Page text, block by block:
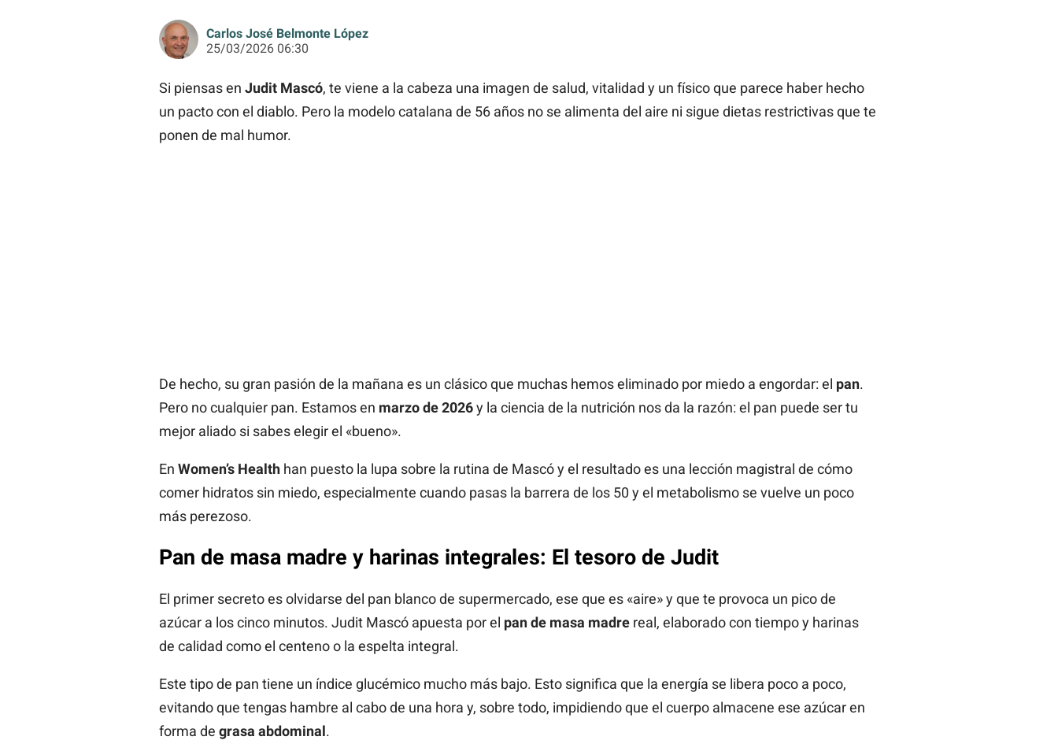
Carlos José Belmonte López
25/03/2026 06:30
Si piensas en Judit Mascó, te viene a la cabeza una imagen de salud, vitalidad y un físico que parece haber hecho
un pacto con el diablo. Pero la modelo catalana de 56 años no se alimenta del aire ni sigue dietas restrictivas que te
ponen de mal humor.
De hecho, su gran pasión de la mañana es un clásico que muchas hemos eliminado por miedo a engordar: el pan.
Pero no cualquier pan. Estamos en marzo de 2026y la ciencia de la nutrición nos da la razón: el pan puede ser tu
mejor aliado si sabes elegir el «bueno».
En Women’s Healthhan puesto la lupa sobre la rutina de Mascó y el resultado es una lección magistral de cómo
comer hidratos sin miedo, especialmente cuando pasas la barrera de los 50 y el metabolismo se vuelve un poco
más perezoso.
Pan de masa madre y harinas integrales: El tesoro de Judit
El primer secreto es olvidarse del pan blanco de supermercado, ese que es «aire» y que te provoca un pico de
azúcar a los cinco minutos. Judit Mascó apuesta por el pan de masa madrereal, elaborado con tiempo y harinas
de calidad como el centeno o la espelta integral.
Este tipo de pan tiene un índice glucémico mucho más bajo. Esto significa que la energía se libera poco a poco,
evitando que tengas hambre al cabo de una hora y, sobre todo, impidiendo que el cuerpo almacene ese azúcar en
forma de grasa abdominal.